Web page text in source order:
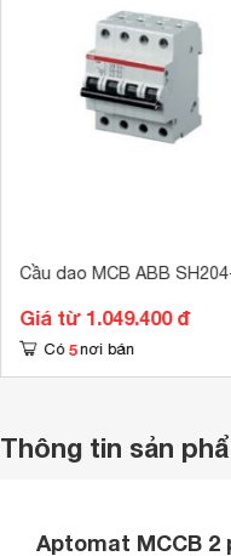
Cầu dao MCB ABB
Giá từ 1.049.400 đ
Có 5 nơi bán
Thông tin sản
Aptomat MCCB 2